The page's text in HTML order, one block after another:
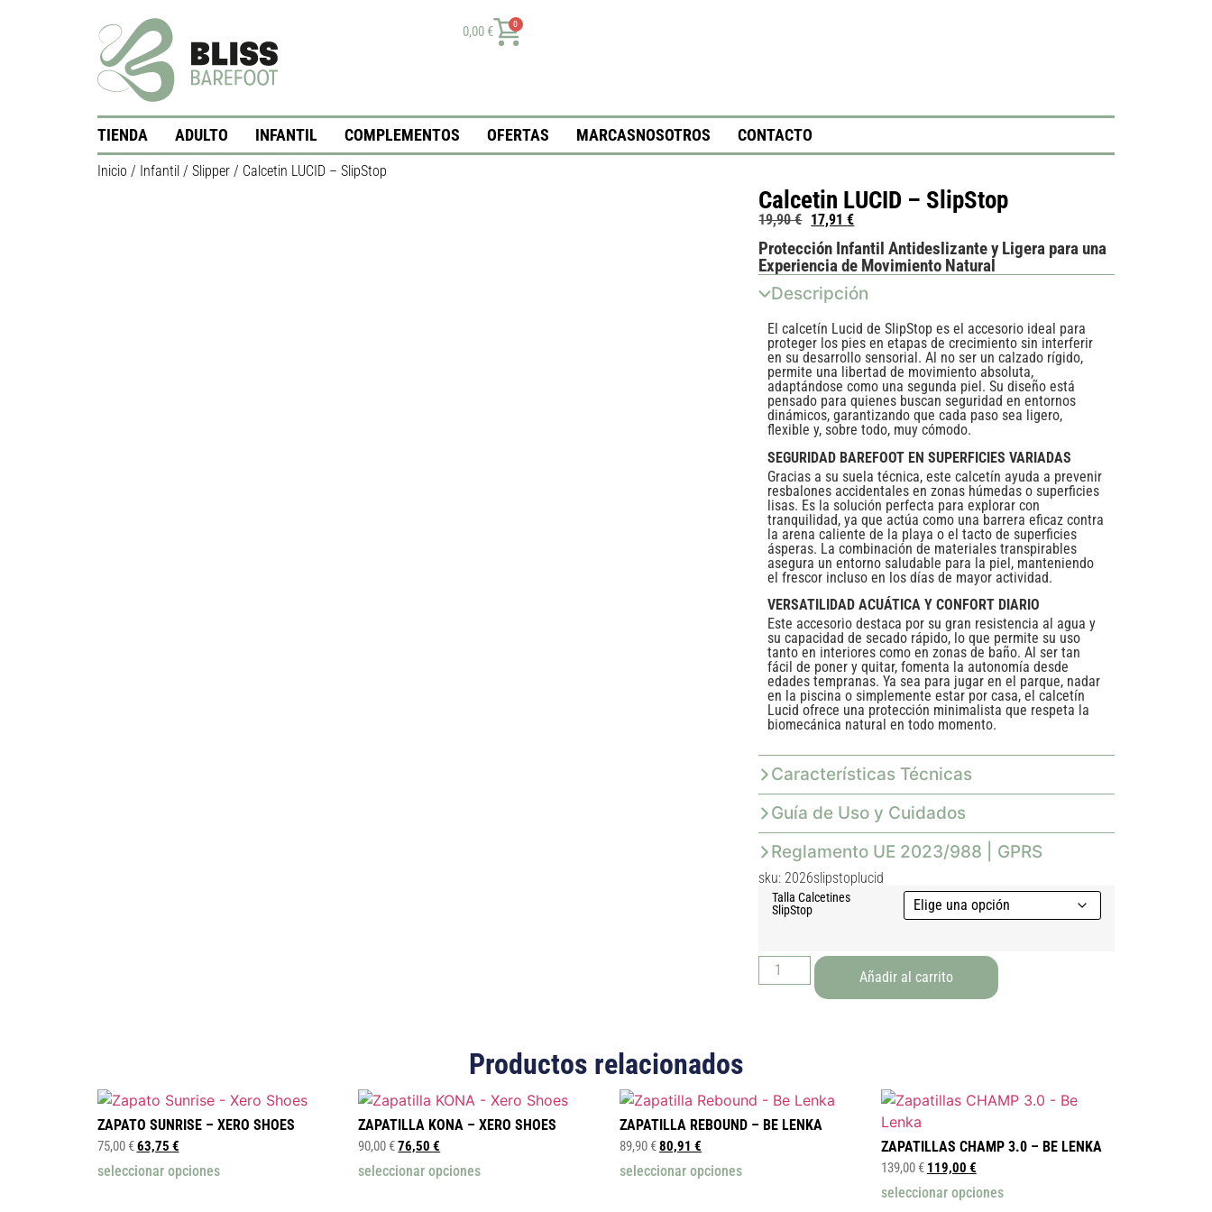
0,00€ 0
TIENDA ADULTO INFANTIL COMPLEMENTOS OFERTAS MARCASNOSOTROS CONTACTO
Inicio / Infantil/ Slipper/ Calcetin LUCID – SlipStop
Calcetin LUCID – SlipStop
19,90€ 17,91€
Protección Infantil Antideslizante y Ligera para una
Experiencia de Movimiento Natural
Descripción
El calcetín Lucid de SlipStop es el accesorio ideal para
proteger los pies en etapas de crecimiento sin interferir
en su desarrollo sensorial. Al no ser un calzado rígido,
permite una libertad de movimiento absoluta,
adaptándose como una segunda piel. Su diseño está
pensado para quienes buscan seguridad en entornos
dinámicos, garantizando que cada paso sea ligero,
flexible y, sobre todo, muy cómodo.
SEGURIDAD BAREFOOT EN SUPERFICIES VARIADAS
Gracias a su suela técnica, este calcetín ayuda a prevenir
resbalones accidentales en zonas húmedas o superficies
lisas. Es la solución perfecta para explorar con
tranquilidad, ya que actúa como una barrera eficaz contra
la arena caliente de la playa o el tacto de superficies
ásperas. La combinación de materiales transpirables
asegura un entorno saludable para la piel, manteniendo
el frescor incluso en los días de mayor actividad.
VERSATILIDAD ACUÁTICA Y CONFORT DIARIO
Este accesorio destaca por su gran resistencia al agua y
su capacidad de secado rápido, lo que permite su uso
tanto en interiores como en zonas de baño. Al ser tan
fácil de poner y quitar, fomenta la autonomía desde
edades tempranas. Ya sea para jugar en el parque, nadar
en la piscina o simplemente estar por casa, el calcetín
Lucid ofrece una protección minimalista que respeta la
biomecánica natural en todo momento.
Características Técnicas
Guía de Uso y Cuidados
Reglamento UE 2023/988 | GPRS
sku: 2026slipstoplucid
Talla Calcetines
SlipStop
Añadir al carrito
Productos relacionados
ZAPATO SUNRISE – XERO SHOES
75,00€63,75 €
seleccionar opciones
ZAPATILLA KONA – XERO SHOES
90,00€76,50€
seleccionar opciones
ZAPATILLA REBOUND – BE LENKA
89,90€80,91 €
seleccionar opciones
ZAPATILLAS CHAMP 3.0 – BE LENKA
139,00€ 119,00 €
seleccionar opciones